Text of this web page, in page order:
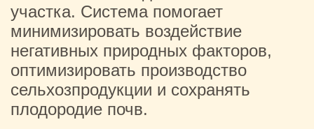
участка. Система помогает
минимизировать воздействие
негативных природных факторов,
оптимизировать производство
сельхозпродукции и сохранять
плодородие почв.